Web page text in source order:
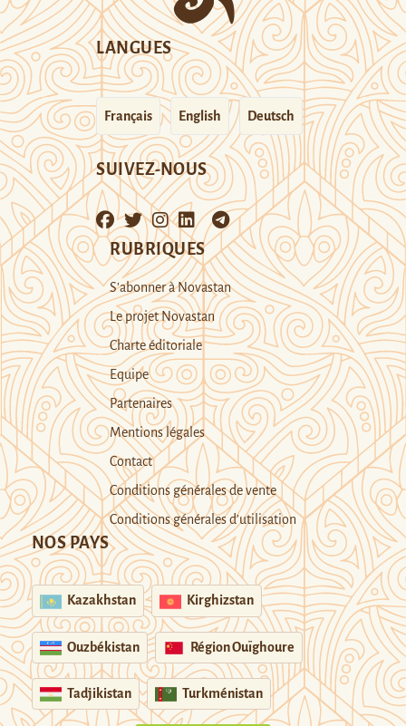
LANGUES
Français English Deutsch
SUIVEZ-NOUS
RUBRIQUES
S’abonner à Novastan
Le projet Novastan
Charte éditoriale
Equipe
Partenaires
Mentions légales
Contact
Conditions générales de vente
Conditions générales d’utilisation
NOS PAYS
Kazakhstan Kirghizstan
Ouzbékistan Région Ouïghoure
Tadjikistan Turkménistan